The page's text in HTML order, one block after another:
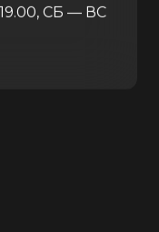
СБ — ВС